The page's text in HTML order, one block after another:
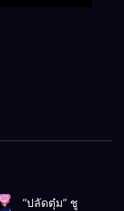
“ปลัดตุ๋ม” ชู